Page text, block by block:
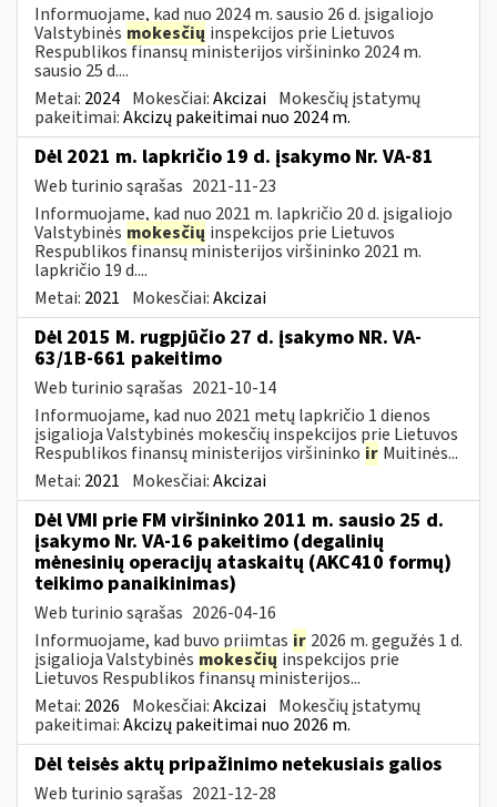
Informuojame, kad nuo 2024 m. sausio 26 d. įsigaliojo
Valstybinės mokesčių inspekcijos prie Lietuvos
Respublikos finansų ministerijos viršininko 2024 m.
sausio 25 d....
Metai: 2024 Mokesčiai:Akcizai Mokesčių įstatymų
pakeitimai:Akcizų pakeitimai nuo 2024 m.
Dėl 2021 m. lapkričio 19 d. įsakymo Nr. VA-81
Web turinio sąrašas 2021-11-23
Informuojame, kad nuo 2021 m. lapkričio 20 d. įsigaliojo
Valstybinės mokesčių inspekcijos prie Lietuvos
Respublikos finansų ministerijos viršininko 2021 m.
lapkričio 19 d....
Metai: 2021 Mokesčiai:Akcizai
Dėl 2015 M. rugpjūčio 27 d. įsakymo NR. VA-
63/1B-661 pakeitimo
Web turinio sąrašas 2021-10-14
Informuojame, kad nuo 2021 metų lapkričio 1 dienos
įsigalioja Valstybinės mokesčių inspekcijos prie Lietuvos
Respublikos finansų ministerijos viršininko ir Muitinės...
Metai: 2021 Mokesčiai:Akcizai
Dėl VMI prie FM viršininko 2011 m. sausio 25 d.
įsakymo Nr. VA-16 pakeitimo (degalinių
mėnesinių operacijų ataskaitų (AKC410 formų)
teikimo panaikinimas)
Web turinio sąrašas 2026-04-16
Informuojame, kad buvo priimtas ir 2026 m. gegužės 1 d.
įsigalioja Valstybinės mokesčių inspekcijos prie
Lietuvos Respublikos finansų ministerijos...
Metai: 2026 Mokesčiai:Akcizai Mokesčių įstatymų
pakeitimai:Akcizų pakeitimai nuo 2026 m.
Dėl teisės aktų pripažinimo netekusiais galios
Web turinio sąrašas 2021-12-28